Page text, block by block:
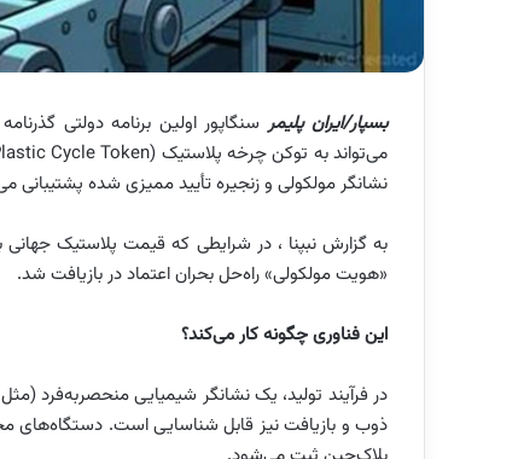
بسپار/ایران پلیمر سنگاپور اولین برنامه دولتی
نشانگر مولکولی و زنجیره تأیید ممیزی شده پشتیبانی
به گزارش نبپنا ، در شرایطی که قیمت پلاستیک
«هویت مولکولی» راه‌حل بحران اعتماد در بازیافت شد.
این فناوری چگونه کار می‌کند؟
در فرآیند تولید، یک نشانگر شیمیایی منحصربه‌فرد
ذوب و بازیافت نیز قابل شناسایی است. دستگاه‌های